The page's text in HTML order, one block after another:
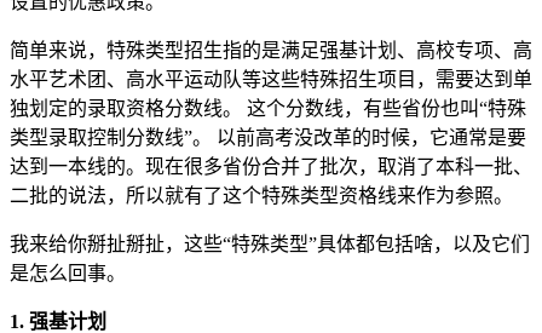
简单来说，特殊类型招生指的是满足强基计划、高校专项、高
水平艺术团、高水平运动队等这些特殊招生项目，需要达到单
独划定的录取资格分数线。 这个分数线，有些省份也叫“特殊
类型录取控制分数线”。 以前高考没改革的时候，它通常是要
达到一本线的。现在很多省份合并了批次，取消了本科一批、
二批的说法，所以就有了这个特殊类型资格线来作为参照。
我来给你掰扯掰扯，这些“特殊类型”具体都包括啥，以及它们
是怎么回事。
1. 强基计划